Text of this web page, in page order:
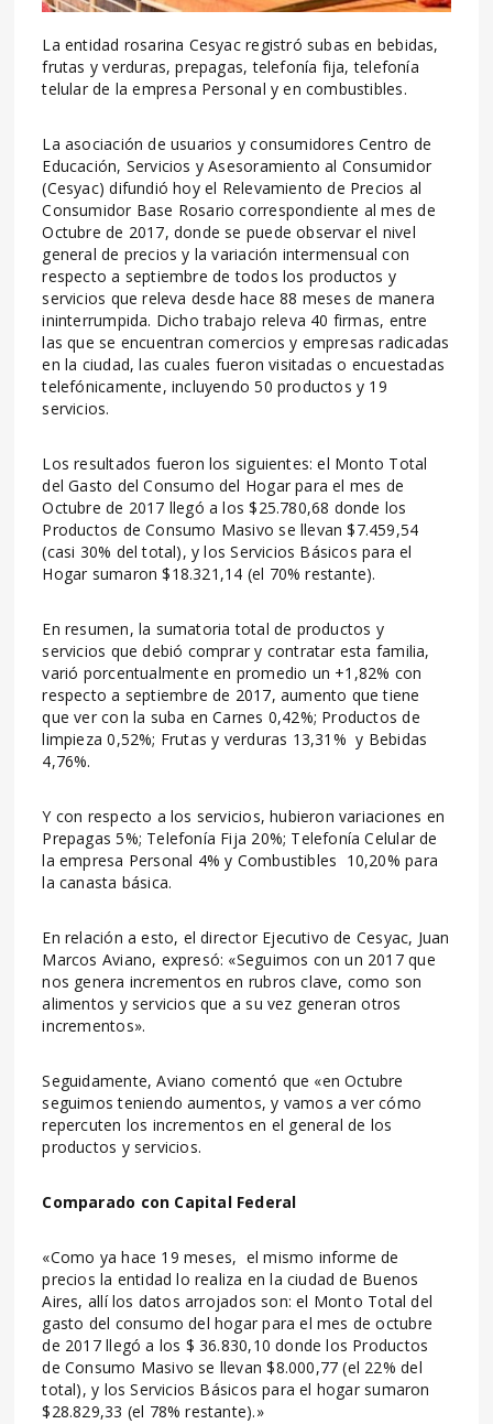
La entidad rosarina Cesyac registró subas en bebidas,
frutas y verduras, prepagas, telefonía fija, telefonía
telular de la empresa Personal y en combustibles.
La asociación de usuarios y consumidores Centro de
Educación, Servicios y Asesoramiento al Consumidor
(Cesyac) difundió hoy el Relevamiento de Precios al
Consumidor Base Rosario correspondiente al mes de
Octubre de 2017, donde se puede observar el nivel
general de precios y la variación intermensual con
respecto a septiembre de todos los productos y
servicios que releva desde hace 88 meses de manera
ininterrumpida. Dicho trabajo releva 40 firmas, entre
las que se encuentran comercios y empresas radicadas
en la ciudad, las cuales fueron visitadas o encuestadas
telefónicamente, incluyendo 50 productos y 19
servicios.
Los resultados fueron los siguientes: el Monto Total
del Gasto del Consumo del Hogar para el mes de
Octubre de 2017 llegó a los $25.780,68 donde los
Productos de Consumo Masivo se llevan $7.459,54
(casi 30% del total), y los Servicios Básicos para el
Hogar sumaron $18.321,14 (el 70% restante).
En resumen, la sumatoria total de productos y
servicios que debió comprar y contratar esta familia,
varió porcentualmente en promedio un +1,82% con
respecto a septiembre de 2017, aumento que tiene
que ver con la suba en Carnes 0,42%; Productos de
limpieza 0,52%; Frutas y verduras 13,31% y Bebidas
4,76%.
Y con respecto a los servicios, hubieron variaciones en
Prepagas 5%; Telefonía Fija 20%; Telefonía Celular de
la empresa Personal 4% y Combustibles 10,20% para
la canasta básica.
En relación a esto, el director Ejecutivo de Cesyac, Juan
Marcos Aviano, expresó: «Seguimos con un 2017 que
nos genera incrementos en rubros clave, como son
alimentos y servicios que a su vez generan otros
incrementos».
Seguidamente, Aviano comentó que «en Octubre
seguimos teniendo aumentos, y vamos a ver cómo
repercuten los incrementos en el general de los
productos y servicios.
Comparado con Capital Federal
«Como ya hace 19 meses, el mismo informe de
precios la entidad lo realiza en la ciudad de Buenos
Aires, allí los datos arrojados son: el Monto Total del
gasto del consumo del hogar para el mes de octubre
de 2017 llegó a los $ 36.830,10 donde los Productos
de Consumo Masivo se llevan $8.000,77 (el 22% del
total), y los Servicios Básicos para el hogar sumaron
$28.829,33 (el 78% restante).»